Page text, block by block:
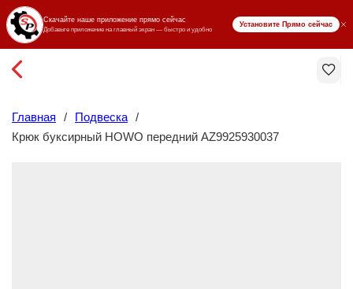
₸ KZT
Главная / Подвеска /
Крюк буксирный HOWO передний AZ9925930037